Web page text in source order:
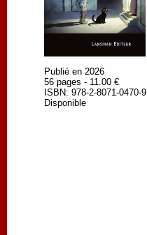
Publié en 2026
56 pages - 11.00 €
ISBN: 978-2-8071-0470-9
Disponible